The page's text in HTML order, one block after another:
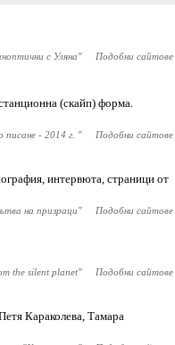
с Уляна" Подобни сайтове
(скайп) форма.
- 2014 г. " Подобни сайтове
интервюта, страници от
на призраци" Подобни сайтове
the silent planet" Подобни сайтове
Караколева, Тамара